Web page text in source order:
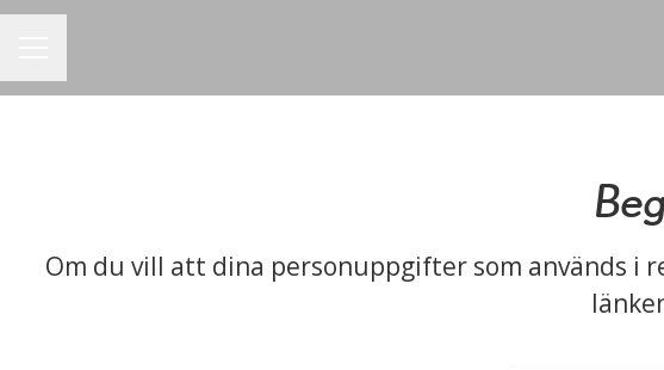
Om du vill att dina personuppgifter som används i